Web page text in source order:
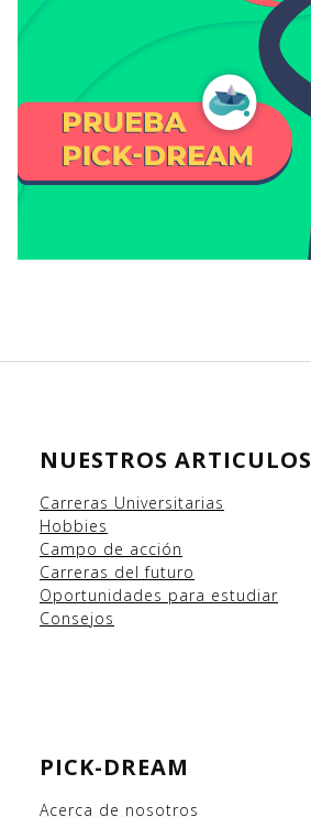
NUESTROS ARTICULOS
Carreras Universitarias
Hobbies
Campo de acción
Carreras del futuro
Oportunidades para estudiar
Consejos
PICK-DREAM
Acerca de nosotros